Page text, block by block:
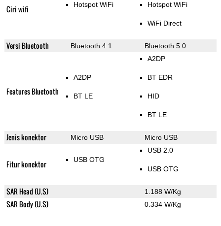
Ciri wifi Hotspot WiFi Hotspot WiFi
WiFi Direct
Versi Bluetooth Bluetooth 4.1 Bluetooth 5.0
Features Bluetooth
A2DP
BT LE
A2DP
BT EDR
HID
BT LE
Jenis konektor Micro USB Micro USB
Fitur konektor USB OTG
USB 2.0
USB OTG
SAR Head (U.S) 1.188 W/Kg
SAR Body (U.S) 0.334 W/Kg